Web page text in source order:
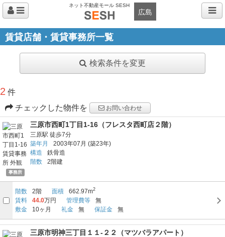
ネット不動産モール SESH
広島
賃貸店舗・賃貸事務所一覧
検索条件を変更
2 件
チェックした物件を
お問い合わせ
事務所
三原市西町1丁目1-16（フレスタ西町店２階）
三原駅 徒歩7分
築年月
2003年07月 (築23年)
構造
鉄骨造
階数
2階建
階数 2階 面積 662.97m2
賃料 44.0万円 管理費等
無
敷金
10ヶ月 礼金 無 保証金 無
三原市明神三丁目１１-２２（マツバラアパート）